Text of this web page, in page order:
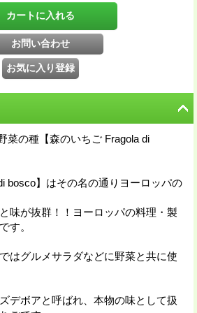
菜の種【森のいちご Fragola di
bosco】はその名の通りヨーロッパの
味が抜群！！ヨーロッパの料理・製
す。
はグルメサラダなどに野菜と共に使
デボアと呼ばれ、本物の味として扱